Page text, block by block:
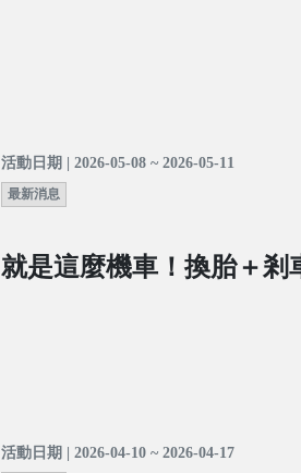
活動日期 | 2026-05-08 ~ 2026-05-11
最新消息
就是這麼機車！換胎＋剎
活動日期 | 2026-04-10 ~ 2026-04-17